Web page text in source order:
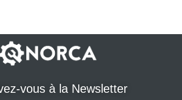
vous à la Newsletter